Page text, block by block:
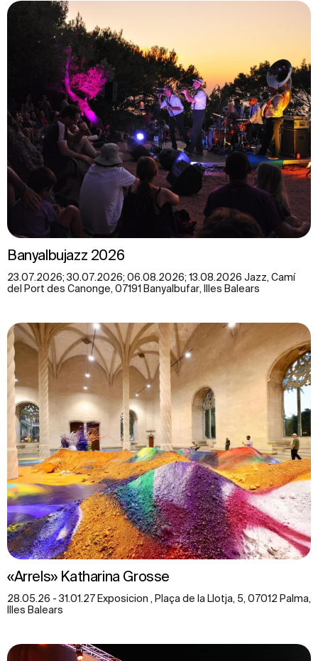
Banyalbujazz 2026
23.07.2026; 30.07.2026; 06.08.2026; 13.08.2026 Jazz, Camí
del Port des Canonge, 07191 Banyalbufar, Illes Balears
«Arrels» Katharina Grosse
28.05.26 - 31.01.27 Exposicion , Plaça de la Llotja, 5, 07012 Palma,
Illes Balears